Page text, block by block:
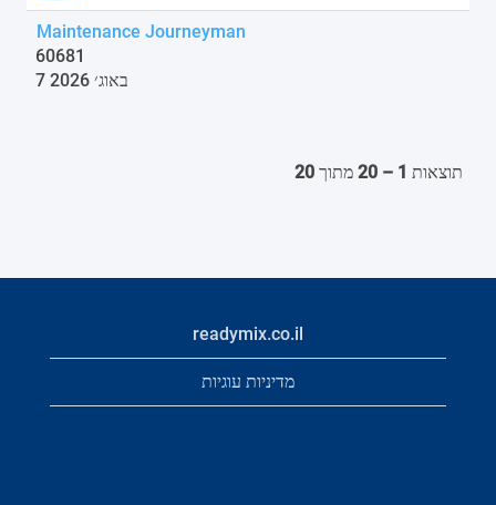
Maintenance Journeyman
60681
7 באוג׳ 2026
תוצאות 1 – 20 מתוך 20
readymix.co.il
מדיניות עוגיות